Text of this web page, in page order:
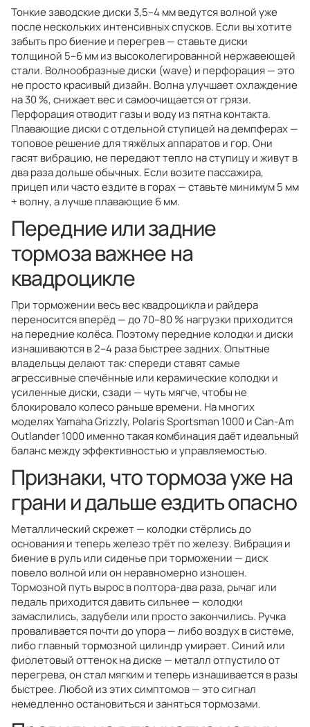
Тонкие заводские диски 3,5–4 мм ведутся волной уже
после нескольких интенсивных спусков. Если вы хотите
забыть про биение и перегрев — ставьте диски
толщиной 5–6 мм из высоколегированной нержавеющей
стали. Волнообразные диски (wave) и перфорация — это
не просто красивый дизайн. Волна улучшает охлаждение
на 30 %, снижает вес и самоочищается от грязи.
Перфорация отводит газы и воду из пятна контакта.
Плавающие диски с отдельной ступицей на демпферах —
топовое решение для тяжёлых аппаратов и гор. Они
гасят вибрацию, не передают тепло на ступицу и живут в
два раза дольше обычных. Если возите пассажира,
прицеп или часто ездите в горах — ставьте минимум 5 мм
+ волну, а лучше плавающие 6 мм.
Передние или задние
тормоза важнее на
квадроцикле
При торможении весь вес квадроцикла и райдера
переносится вперёд — до 70–80 % нагрузки приходится
на передние колёса. Поэтому передние колодки и диски
изнашиваются в 2–4 раза быстрее задних. Опытные
владельцы делают так: спереди ставят самые
агрессивные спечённые или керамические колодки и
усиленные диски, сзади — чуть мягче, чтобы не
блокировало колесо раньше времени. На многих
моделях Yamaha Grizzly, Polaris Sportsman 1000 и Can-Am
Outlander 1000 именно такая комбинация даёт идеальный
баланс между эффективностью и управляемостью.
Признаки, что тормоза уже на
грани и дальше ездить опасно
Металлический скрежет — колодки стёрлись до
основания и теперь железо трёт по железу. Вибрация и
биение в руль или сиденье при торможении — диск
повело волной или он неравномерно изношен.
Тормозной путь вырос в полтора-два раза, рычаг или
педаль приходится давить сильнее — колодки
замаслились, задубели или просто закончились. Ручка
проваливается почти до упора — либо воздух в системе,
либо главный тормозной цилиндр умирает. Синий или
фиолетовый оттенок на диске — металл отпустило от
перегрева, он стал мягким и теперь изнашивается в разы
быстрее. Любой из этих симптомов — это сигнал
немедленно остановиться и заняться тормозами.